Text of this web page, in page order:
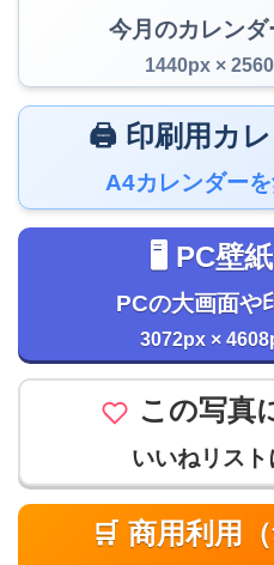
今月のカレン
1440px ×
🖨️ 印刷用カ
A4カレンダー
🖥️ PC壁
PCの大画面や
3072px ×
この写真
いいねリス
🛒 商用利用